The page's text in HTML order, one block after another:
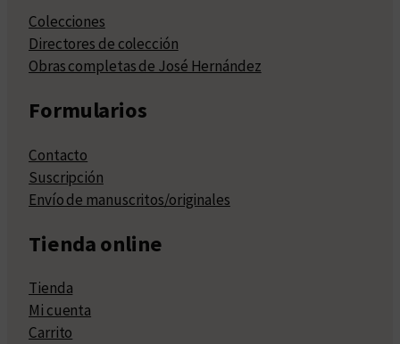
Colecciones
Directores de colección
Obras completas de José Hernández
Formularios
Contacto
Suscripción
Envío de manuscritos/originales
Tienda online
Tienda
Mi cuenta
Carrito